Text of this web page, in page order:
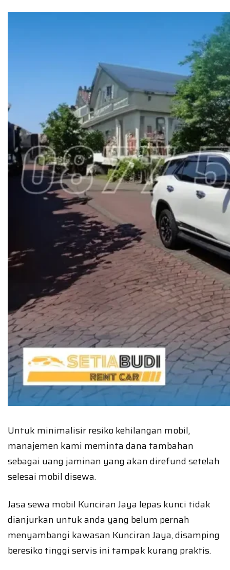
Untuk minimalisir resiko kehilangan mobil,
manajemen kami meminta dana tambahan
sebagai uang jaminan yang akan direfund setelah
selesai mobil disewa.
Jasa sewa mobil Kunciran Jaya lepas kunci tidak
dianjurkan untuk anda yang belum pernah
menyambangi kawasan Kunciran Jaya, disamping
beresiko tinggi servis ini tampak kurang praktis.